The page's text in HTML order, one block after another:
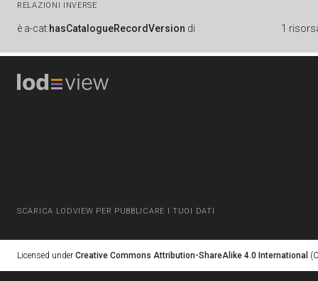
RELAZIONI INVERSE
è a-cat:hasCatalogueRecordVersion di 1
SCARICA LODVIEW PER PUBBLICARE I TUOI DATI
Licensed under Creative Commons Attribution-ShareAlike 4.0 International